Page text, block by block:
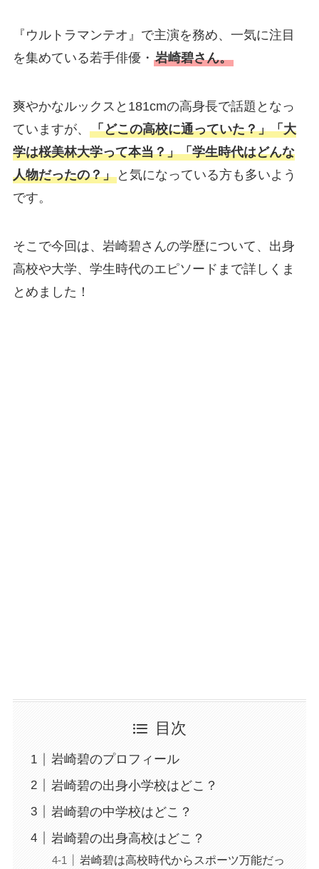
『ウルトラマンテオ』で主演を務め、一気に注目
を集めている若手俳優・ 岩崎碧さん。
爽やかなルックスと181cmの高身長で話題となっ
ていますが、 「どこの高校に通っていた？」「大
学は桜美林大学って本当？」「学生時代はどんな
人物だったの？」と気になっている方も多いよう
です。
そこで今回は、岩崎碧さんの学歴について、出身
高校や大学、学生時代のエピソードまで詳しくま
とめました！
目次
岩崎碧のプロフィール
岩崎碧の出身小学校はどこ？
岩崎碧の中学校はどこ？
岩崎碧の出身高校はどこ？
岩崎碧は高校時代からスポーツ万能だっ